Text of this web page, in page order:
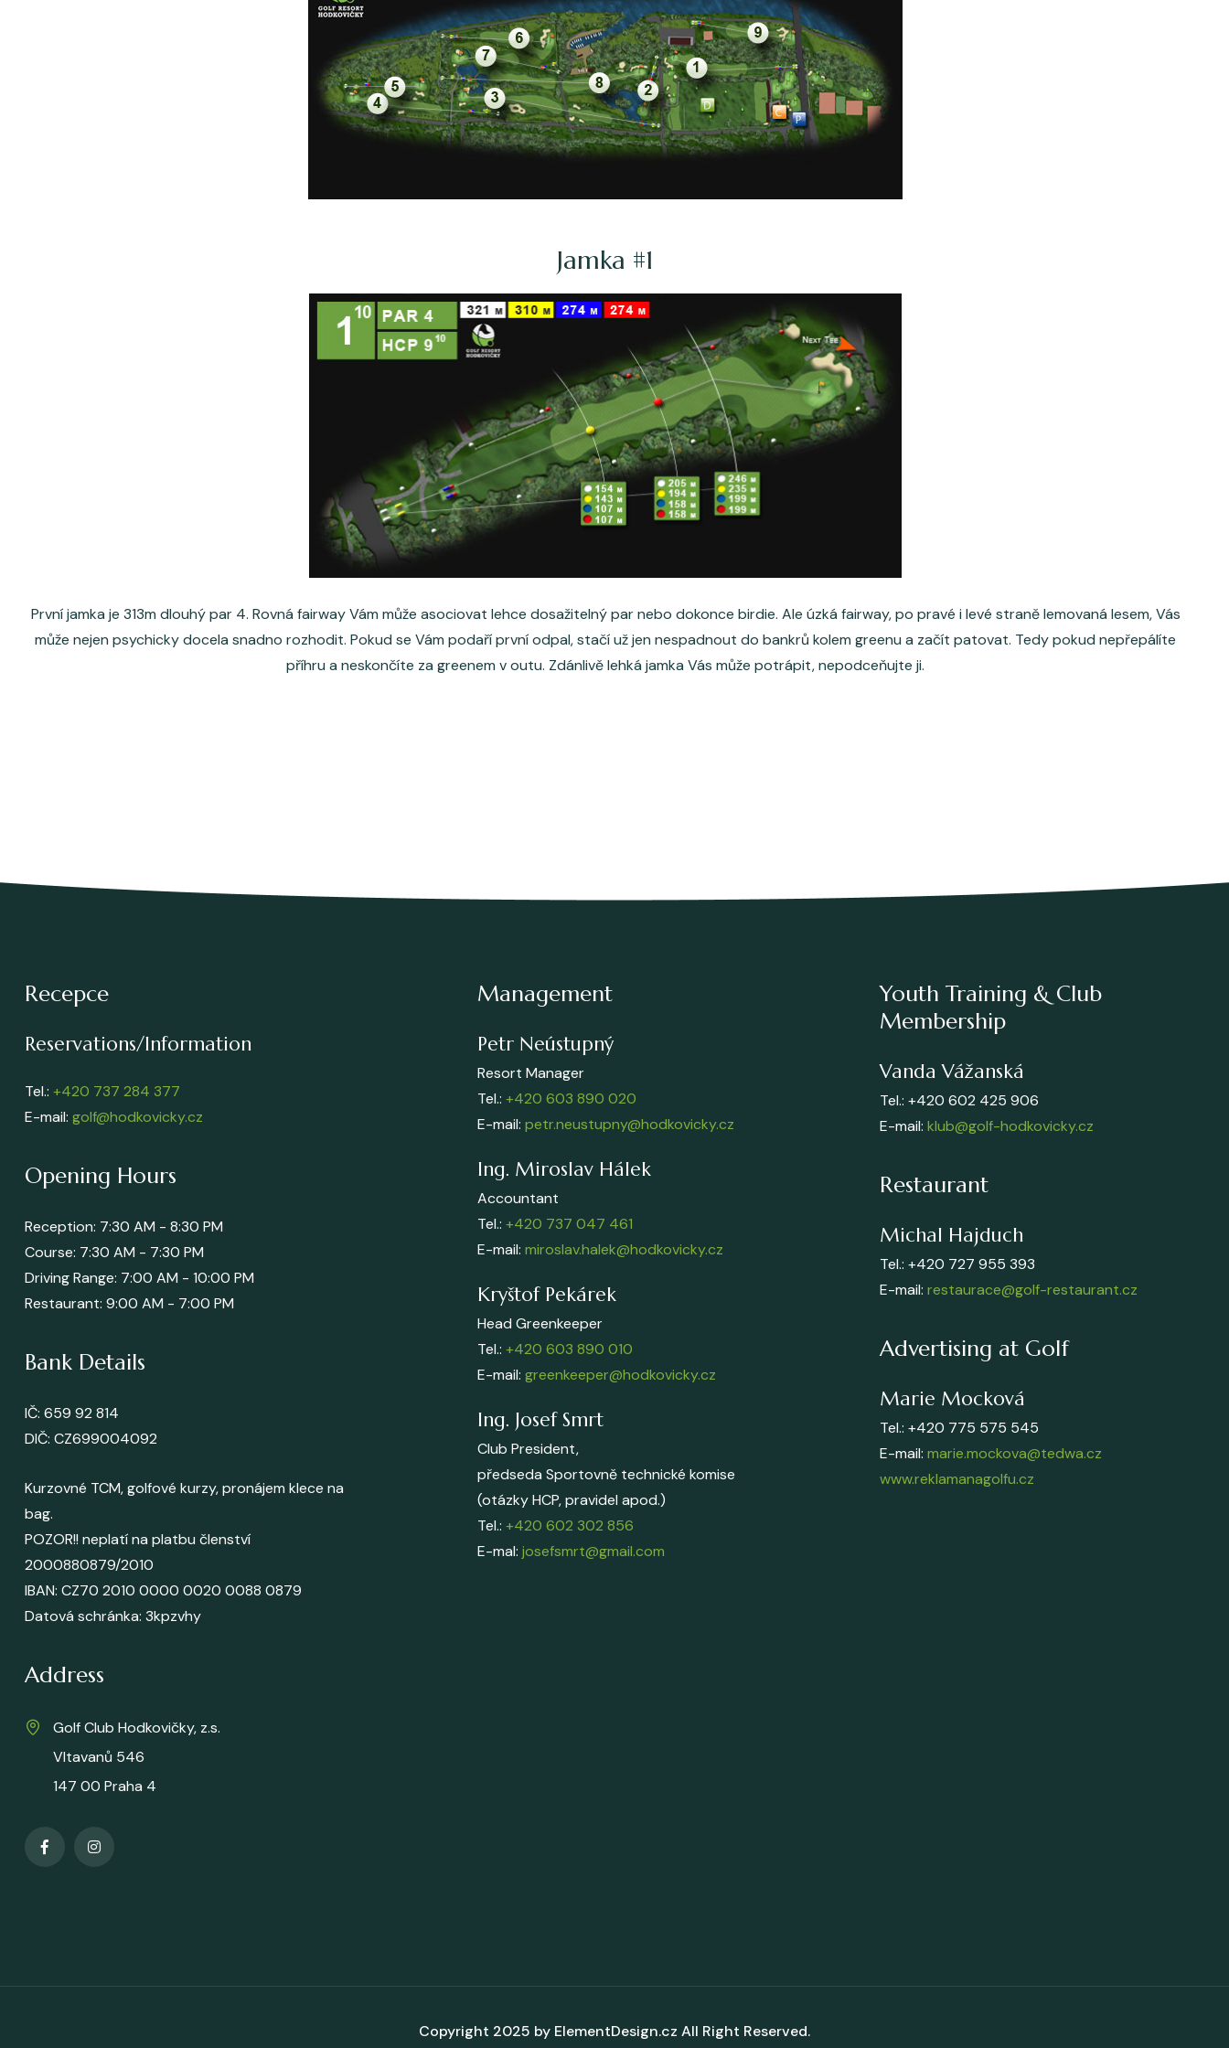
Jamka #1
První jamka je 313m dlouhý par 4. Rovná fairway Vám může asociovat lehce dosažitelný par nebo dokonce birdie. Ale úzká fairway, po pravé i levé straně lemovaná lesem, Vás
může nejen psychicky docela snadno rozhodit. Pokud se Vám podaří první odpal, stačí už jen nespadnout do bankrů kolem greenu a začít patovat. Tedy pokud nepřepálíte
příhru a neskončíte za greenem v outu. Zdánlivě lehká jamka Vás může potrápit, nepodceňujte ji.
Recepce
Reservations/Information
Tel.: +420 737 284 377
E-mail: golf@hodkovicky.cz
Opening Hours
Reception: 7:30 AM - 8:30 PM
Course: 7:30 AM - 7:30 PM
Driving Range: 7:00 AM - 10:00 PM
Restaurant: 9:00 AM - 7:00 PM
Bank Details
IČ: 659 92 814
DIČ: CZ699004092
Kurzovné TCM, golfové kurzy, pronájem klece na
bag.
POZOR!! neplatí na platbu členství
2000880879/2010
IBAN: CZ70 2010 0000 0020 0088 0879
Datová schránka: 3kpzvhy
Address
Golf Club Hodkovičky, z.s.
Vltavanů 546
147 00 Praha 4
Management
Petr Neústupný
Resort Manager
Tel.: +420 603 890 020
E-mail: petr.neustupny@hodkovicky.cz
Ing. Miroslav Hálek
Accountant
Tel.: +420 737 047 461
E-mail: miroslav.halek@hodkovicky.cz
Kryštof Pekárek
Head Greenkeeper
Tel.: +420 603 890 010
E-mail: greenkeeper@hodkovicky.cz
Ing. Josef Smrt
Club President,
předseda Sportovně technické komise
(otázky HCP, pravidel apod.)
Tel.: +420 602 302 856
E-mal: josefsmrt@gmail.com
Youth Training & Club
Membership
Vanda Vážanská
Tel.: +420 602 425 906
E-mail: klub@golf-hodkovicky.cz
Restaurant
Michal Hajduch
Tel.: +420 727 955 393
E-mail: restaurace@golf-restaurant.cz
Advertising at Golf
Marie Mocková
Tel.: +420 775 575 545
E-mail: marie.mockova@tedwa.cz
www.reklamanagolfu.cz
Copyright 2025 by ElementDesign.cz All Right Reserved.